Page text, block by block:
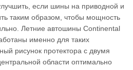
если шины на приводной и
таким образом, чтобы мощность
Летние автошины Continental
именно для таких
рисунок протектора с двумя
области оптимально